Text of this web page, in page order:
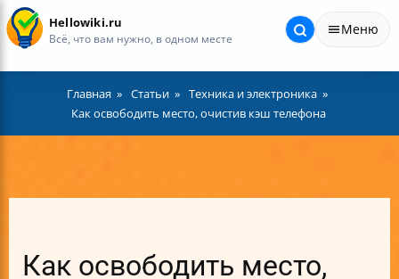
Hellowiki.ru
Всё, что вам нужно, в одном месте
Меню
Главная Статьи
Техника и электроника
Как освободить место, очистив кэш телефона
Как освободить место,